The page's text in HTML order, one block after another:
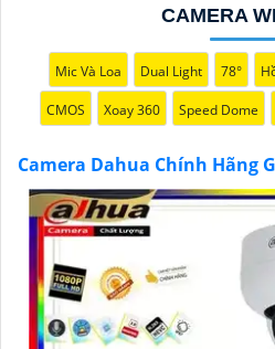
Hy vọng rằng những thông tin
lựa được Camera Dahua chính
lượng. Nếu bạn có thêm câu
thêm, đừng ngần ngại để lại
biết.
CAMERA
Mic Và Loa Dual Light 78°
CMOS Xoay 360 Speed Dome
Camera Dahua Chính Hãng